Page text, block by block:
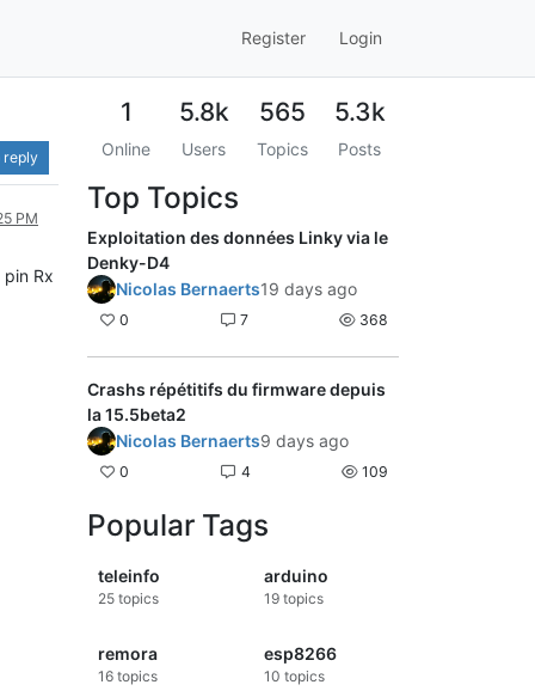
Register Login
reply
PM
Rx
1
Online
5.8k
Users
565
Topics
5.3k
Posts
Top Topics
Exploitation des données Linky via le
Denky-D4
Nicolas Bernaerts19 days ago
0 7 368
Crashs répétitifs du firmware depuis
la 15.5beta2
Nicolas Bernaerts9 days ago
0 4 109
Popular Tags
teleinfo
25 topics
arduino
19topics
remora
16 topics
esp8266
10 topics